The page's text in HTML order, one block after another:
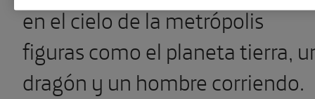
en el cielo de la metrópolis
figuras como el planeta tierra,
dragón y un hombre corriendo.